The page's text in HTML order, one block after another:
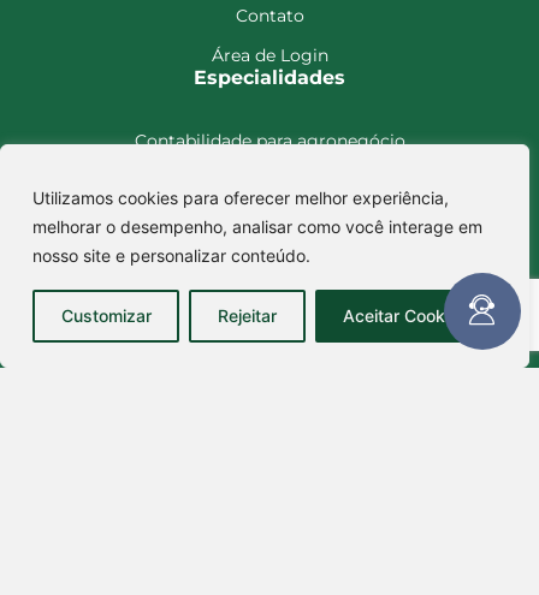
Utilizamos cookies para oferecer melhor experiência,
melhorar o desempenho, analisar como você interage em
nosso site e personalizar conteúdo.
Customizar Rejeitar Aceitar Cookies
Contato
Área de Login
Especialidades
Contabilidade para agronegócio
Contabilidade para imobiliário
Encontre-nos
Rua Cândido Severino, 578,
Camapuã – MS CEP: 79420-000